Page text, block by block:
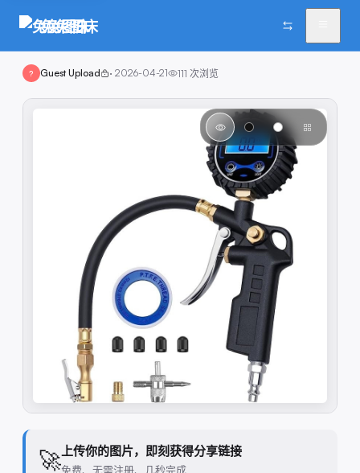
兔兔图床
? Guest Upload · 2026-04-21 111 次浏览
🚀上传你的图片，即刻获得分享链接
免费、无需注册、几秒完成